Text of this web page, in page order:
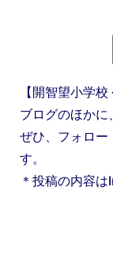
【開智望小学
ブログのほかに
ぜひ、フォロー
す。
＊投稿の内容